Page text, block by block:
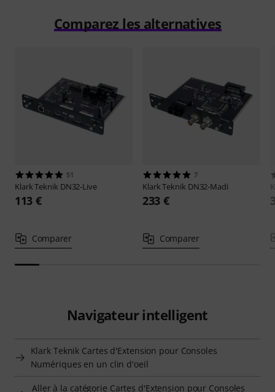
Comparez les alternatives
51
Klark Teknik DN32-Live
113 €
Comparer
7
Klark Teknik DN32-Madi
233 €
Comparer
Navigateur intelligent
Klark Teknik Cartes d'Extension pour Consoles
Numériques en un clin d'oeil
Aller à la catégorie Cartes d'Extension pour Consoles